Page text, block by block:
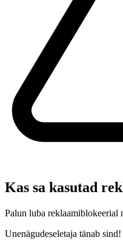
Kas sa kasutad
Palun luba reklaamiblokeerial
Unenägudeseletaja tänab sind!